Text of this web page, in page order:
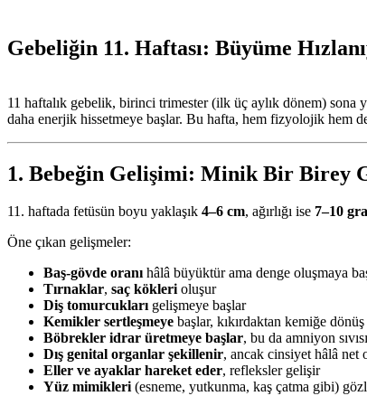
Gebeliğin 11. Haftası: Büyüme
11 haftalık gebelik, birinci trimester (ilk üç aylık dönem) sona
daha enerjik hissetmeye başlar. Bu hafta, hem fizyolojik hem
1. Bebeğin Gelişimi: Minik Bir Birey
11. haftada fetüsün boyu yaklaşık 4–6 cm, ağırlığı ise 7–10
Öne çıkan gelişmeler:
Baş-gövde oranıhâlâ büyüktür ama denge oluşmaya
Tırnaklar, saç köklerioluşur
Diş tomurcuklarıgelişmeye başlar
Kemikler sertleşmeye başlar, kıkırdaktan kemiğe
Böbrekler idrar üretmeye başlar, bu da amniyon
Dış genital organlar şekillenir, ancak cinsiyet hâlâ net
Eller ve ayaklar hareket eder, refleksler gelişir
Yüz mimikleri(esneme, yutkunma, kaş çatma gibi)